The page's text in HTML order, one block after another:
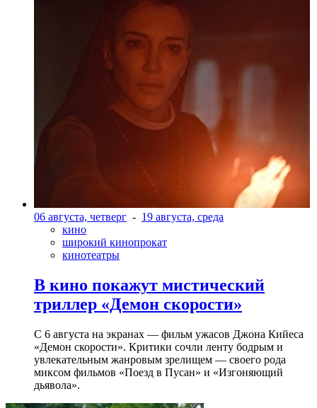
06 августа, четверг - 19 августа, среда
кино
широкий кинопрокат
кинотеатры
В кино покажут мистический
триллер «Демон скорости»
С 6 августа на экранах — фильм ужасов Джона Кийеса
«Демон скорости». Критики сочли ленту бодрым и
увлекательным жанровым зрелищeм — своего рода
миксом фильмов «Поезд в Пусан» и «Изгоняющий
дьявола».